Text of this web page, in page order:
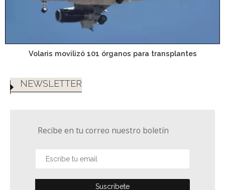
Volaris movilizó 101 órganos para transplantes
NEWSLETTER
Recibe en tu correo nuestro boletín